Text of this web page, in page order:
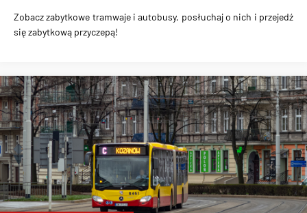
Zobacz zabytkowe tramwaje i autobusy, posłuchaj o nich i przejedź
się zabytkową przyczepą!